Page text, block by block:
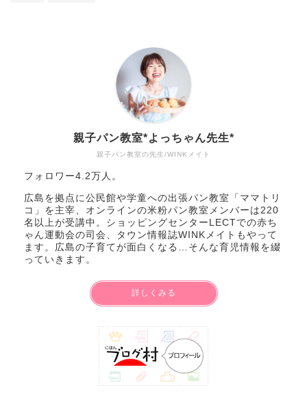
親子パン教室の先生/WINKメイト
親子パン教室*よっちゃん先生*
フォロワー4.2万人。
広島を拠点に公民館や学童への出張パン教室「ママトリ
コ」を主宰、オンラインの米粉パン教室メンバーは220
名以上が受講中。ショッピングセンターLECTでの赤ち
ゃん運動会の司会、タウン情報誌WINKメイトもやって
ます。広島の子育てが面白くなる…そんな育児情報を綴
っていきます。
詳しくみる